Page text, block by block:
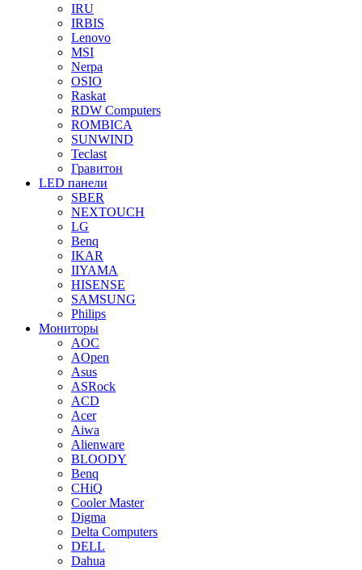
IRU
IRBIS
Lenovo
MSI
Nerpa
OSIO
Raskat
RDW Computers
ROMBICA
SUNWIND
Teclast
Гравитон
LED панели
SBER
NEXTOUCH
LG
Benq
IKAR
IIYAMA
HISENSE
SAMSUNG
Philips
Мониторы
AOC
AOpen
Asus
ASRock
ACD
Acer
Aiwa
Alienware
BLOODY
Benq
CHiQ
Cooler Master
Digma
Delta Computers
DELL
Dahua